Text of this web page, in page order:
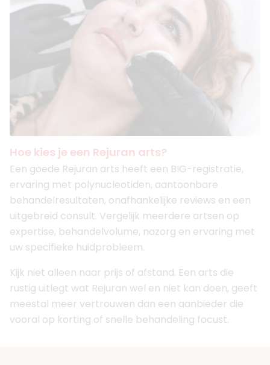
Hoe kies je een Rejuran arts?
Een goede Rejuran arts heeft een BIG-registratie,
ervaring met polynucleotiden, aantoonbare
behandelresultaten, onafhankelijke reviews en een
uitgebreid consult. Vergelijk meerdere artsen op
expertise, behandelvolume, nazorg en ervaring met
uw specifieke huidprobleem.
Kijk niet alleen naar prijs of afstand. Een arts die
rustig uitlegt wat Rejuran wel en niet kan doen, geeft
meestal meer vertrouwen dan een aanbieder die
vooral op korting of snelle behandeling focust.